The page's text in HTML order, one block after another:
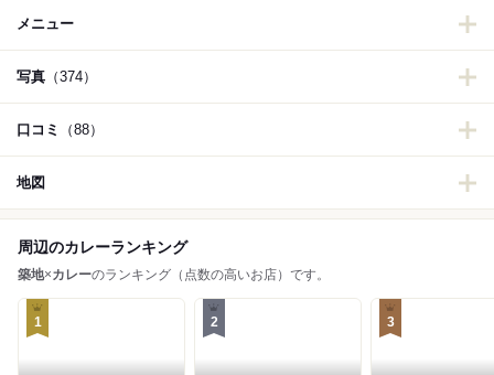
メニュー
写真 （374）
口コミ （88）
地図
周辺のカレーランキング
築地×カレーのランキング（点数の高いお店）です。
1 2 3